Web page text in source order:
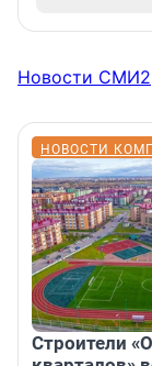
Новости СМИ2
НОВОСТИ
Строители